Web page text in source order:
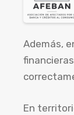
Además,
En